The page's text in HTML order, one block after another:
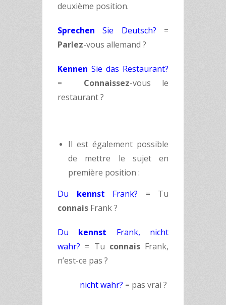
deuxième position.
Sprechen Sie Deutsch? =
Parlez-vous allemand ?
Kennen Sie das Restaurant?
= Connaissez-vous le
restaurant ?
Il est également possible
de mettre le sujet en
première position :
Du kennst Frank? = Tu
connais Frank ?
Du kennst Frank, nicht
wahr? = Tu connaisFrank,
n’est-ce pas ?
nicht wahr? = pas vrai ?